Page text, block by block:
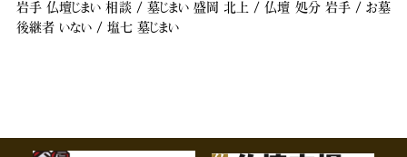
岩手 仏壇じまい 相談 / 墓じまい 盛岡 北上 / 仏壇 処分 岩手 / お墓
後継者 いない / 塩七 墓じまい